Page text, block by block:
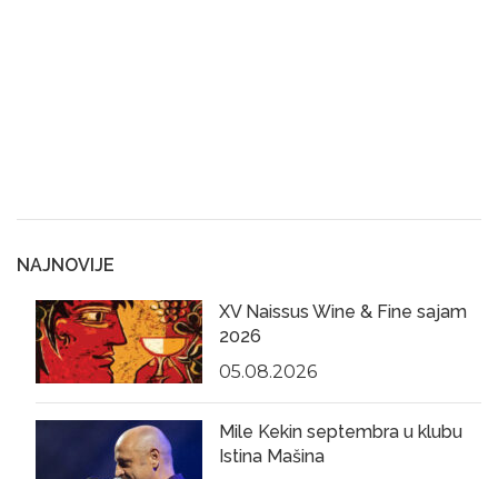
NAJNOVIJE
XV Naissus Wine & Fine sajam
2026
05.08.2026
Mile Kekin septembra u klubu
Istina Mašina